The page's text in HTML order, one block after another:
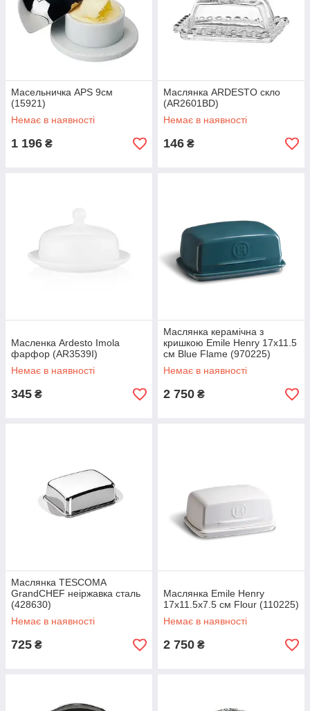
Масельничка APS 9см
(15921)
Немає в наявності
1 196 ₴
Маслянка ARDESTO скло
(AR2601BD)
Немає в наявності
146 ₴
Масленка Ardesto Imola
фарфор (AR3539I)
Немає в наявності
345 ₴
Маслянка керамічна з
кришкою Emile Henry 17х11.5
см Blue Flame (970225)
Немає в наявності
2 750 ₴
Маслянка TESCOMA
GrandCHEF неіржавка сталь
(428630)
Немає в наявності
725 ₴
Маслянка Emile Henry
17x11.5x7.5 см Flour (110225)
Немає в наявності
2 750 ₴